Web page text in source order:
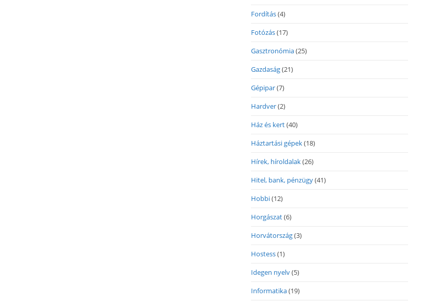
Fordítás(4)
Fotózás(17)
Gasztronómia(25)
Gazdaság(21)
Gépipar(7)
Hardver(2)
Ház és kert(40)
Háztartási gépek(18)
Hírek, híroldalak(26)
Hitel, bank, pénzügy(41)
Hobbi(12)
Horgászat(6)
Horvátország(3)
Hostess(1)
Idegen nyelv(5)
Informatika(19)